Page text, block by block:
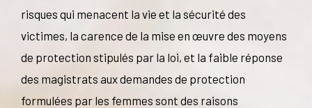
risques qui menacent la vie et la sécurité des
victimes, la carence de la mise en œuvre des moyens
de protection stipulés par la loi, et la faible réponse
des magistrats aux demandes de protection
formulées par les femmes sont des raisons